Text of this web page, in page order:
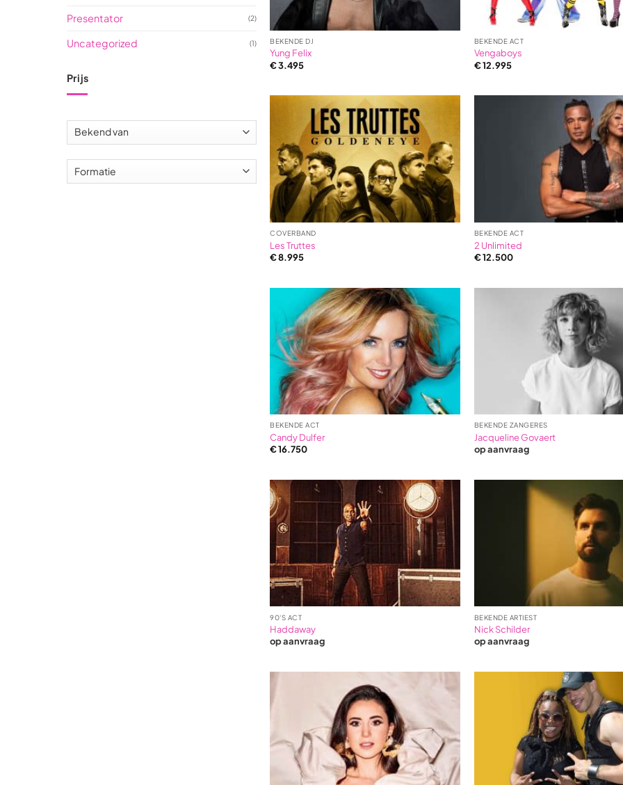
Presentator (2)
Uncategorized (1)
Prijs
BEKENDE DJ
Yung Felix
€3.495
BEKENDE ACT
Vengaboys
€12.995
COVERBAND
Les Truttes
€8.995
BEKENDE ACT
2 Unlimited
€12.500
BEKENDE ACT
Candy Dulfer
€16.750
BEKENDE ZANGERES
Jacqueline Govaert
op aanvraag
90'S ACT
Haddaway
op aanvraag
BEKENDE ARTIEST
Nick Schilder
op aanvraag